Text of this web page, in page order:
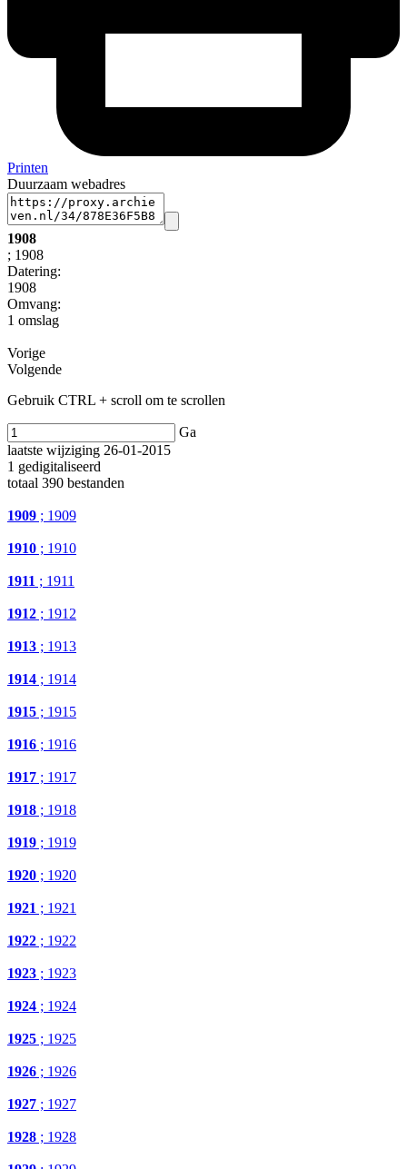
Printen
Duurzaam webadres
1908
; 1908
Datering:
1908
Omvang:
1 omslag
Vorige
Volgende
Gebruik CTRL + scroll om te scrollen
Ga
laatste wijziging 26-01-2015
1 gedigitaliseerd
totaal 390 bestanden
1909 ; 1909
1910 ; 1910
1911 ; 1911
1912 ; 1912
1913 ; 1913
1914 ; 1914
1915 ; 1915
1916 ; 1916
1917 ; 1917
1918 ; 1918
1919 ; 1919
1920 ; 1920
1921 ; 1921
1922 ; 1922
1923 ; 1923
1924 ; 1924
1925 ; 1925
1926 ; 1926
1927 ; 1927
1928 ; 1928